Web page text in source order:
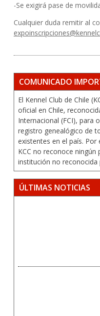
-Se exigirá pase de
Cualquier duda remitir al
COMUNICADO
El Kennel Club de Chile
oficial en Chile,
Internacional (FCI), para
registro genealógico de
existentes en el país.
KCC no reconoce
institución no reconocida
ÚLTIMAS NOTICIAS